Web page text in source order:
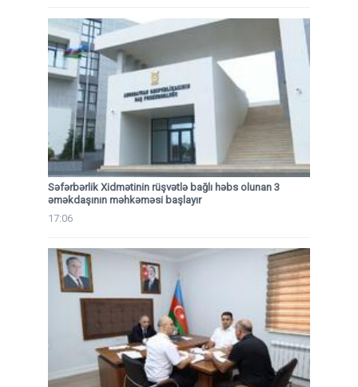
Səfərbərlik Xidmətinin rüşvətlə bağlı həbs olunan 3
əməkdaşının məhkəməsi başlayır
17:06